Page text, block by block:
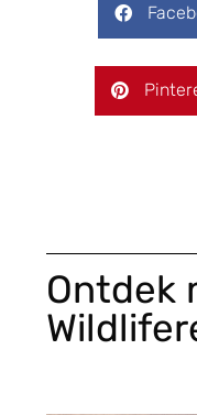
Ontdek